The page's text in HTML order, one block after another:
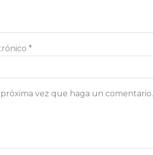
*
vez que haga un comentario.